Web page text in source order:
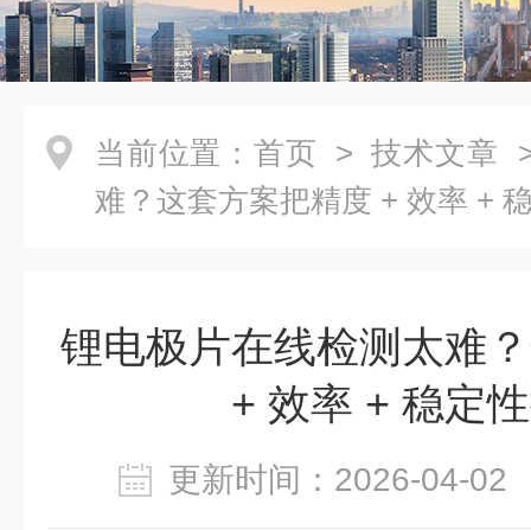
当前位置： 首页 > 技术文章
难？这套方案把精度 + 效率 +
锂电极片在线检测太难
+ 效率 + 稳定
更新时间：2026-04-